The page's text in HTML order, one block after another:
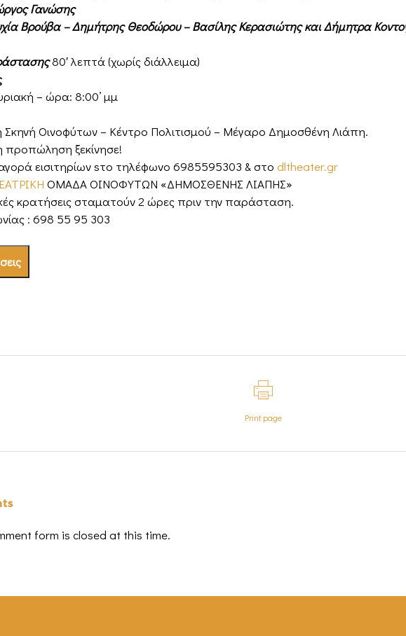
Γανώσης
Βρούβα – Δημήτρης Θεοδώρου – Βασίλης Κερασιώτης και Δήμητρα
80′ λεπτά (χωρίς διάλλειμα)
– ώρα: 8:00’ μμ
Σκηνή Οινοφύτων – Κέντρο Πολιτισμού – Μέγαρο Δημοσθένη Λιάπη.
προπώληση ξεκίνησε!
εισιτηρίων sτο τηλέφωνο 6985595303 & στο dltheater.gr
ΟΜΑΔΑ ΟΙΝΟΦΥΤΩΝ «ΔΗΜΟΣΘΕΝΗΣ ΛΙΑΠΗΣ»
κρατήσεις σταματούν 2 ώρες πριν την παράσταση.
: 698 55 95 303
Print page
form is closed at this time.